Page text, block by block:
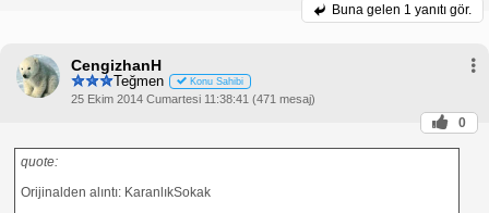
Buna gelen 1 yanıtı gör.
CengizhanH
Teğmen Konu Sahibi
25 Ekim 2014 Cumartesi 11:38:41 (471 mesaj)
0
quote:
Orijinalden alıntı: KaranlıkSokak